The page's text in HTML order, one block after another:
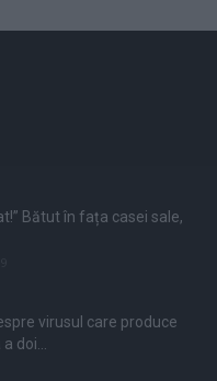
Bătut în fața casei sale,
virusul care produce
doi...